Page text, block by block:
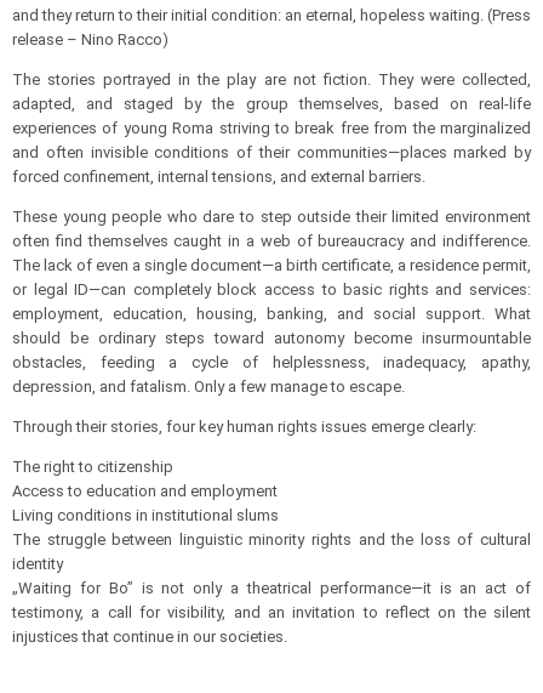
and they return to their initial condition: an eternal, hopeless waiting. (Press
release – Nino Racco)
The stories portrayed in the play are not fiction. They were collected,
adapted, and staged by the group themselves, based on real-life
experiences of young Roma striving to break free from the marginalized
and often invisible conditions of their communities—places marked by
forced confinement, internal tensions, and external barriers.
These young people who dare to step outside their limited environment
often find themselves caught in a web of bureaucracy and indifference.
The lack of even a single document—a birth certificate, a residence permit,
or legal ID—can completely block access to basic rights and services:
employment, education, housing, banking, and social support. What
should be ordinary steps toward autonomy become insurmountable
obstacles, feeding a cycle of helplessness, inadequacy, apathy,
depression, and fatalism. Only a few manage to escape.
Through their stories, four key human rights issues emerge clearly:
The right to citizenship
Access to education and employment
Living conditions in institutional slums
The struggle between linguistic minority rights and the loss of cultural
identity
„Waiting for Bo” is not only a theatrical performance—it is an act of
testimony, a call for visibility, and an invitation to reflect on the silent
injustices that continue in our societies.